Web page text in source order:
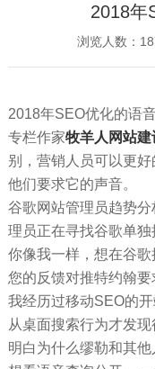
2018年
浏览人数：
2018年SEO优化的语
专栏作家牧羊人网站建
别，营销人员可以更
他们要求它的声音。
谷歌网站管理员趋势
理员正在寻找谷歌单
你像我一样，想在谷
您的反馈对推特约翰要
我经历过移动SEO的
从桌面搜索行为才发
明白为什么缪勒和其